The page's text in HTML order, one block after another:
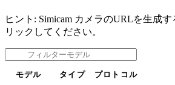
ヒント: Simicam カメラのURLを生成
リックしてください。
モデル タイプ プロトコル